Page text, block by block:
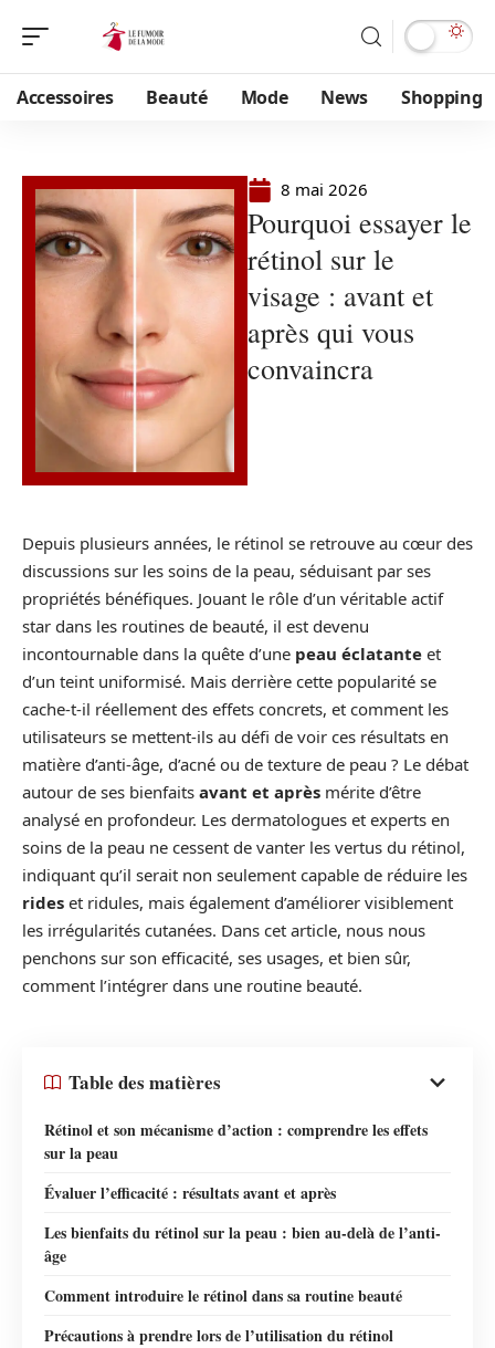
Accessoires Beauté Mode News Shopping
8 mai 2026
Pourquoi essayer le
rétinol sur le
visage : avant et
après qui vous
convaincra
Depuis plusieurs années, le rétinol se retrouve au cœur des
discussions sur les soins de la peau, séduisant par ses
propriétés bénéfiques. Jouant le rôle d’un véritable actif
star dans les routines de beauté, il est devenu
incontournable dans la quête d’une peau éclatante et
d’un teint uniformisé. Mais derrière cette popularité se
cache-t-il réellement des effets concrets, et comment les
utilisateurs se mettent-ils au défi de voir ces résultats en
matière d’anti-âge, d’acné ou de texture de peau ? Le débat
autour de ses bienfaits avant et après mérite d’être
analysé en profondeur. Les dermatologues et experts en
soins de la peau ne cessent de vanter les vertus du rétinol,
indiquant qu’il serait non seulement capable de réduire les
rides et ridules, mais également d’améliorer visiblement
les irrégularités cutanées. Dans cet article, nous nous
penchons sur son efficacité, ses usages, et bien sûr,
comment l’intégrer dans une routine beauté.
Table des matières
Rétinol et son mécanisme d’action : comprendre les effets
sur la peau
Évaluer l’efficacité : résultats avant et après
Les bienfaits du rétinol sur la peau : bien au-delà de l’anti-
âge
Comment introduire le rétinol dans sa routine beauté
Précautions à prendre lors de l’utilisation du rétinol